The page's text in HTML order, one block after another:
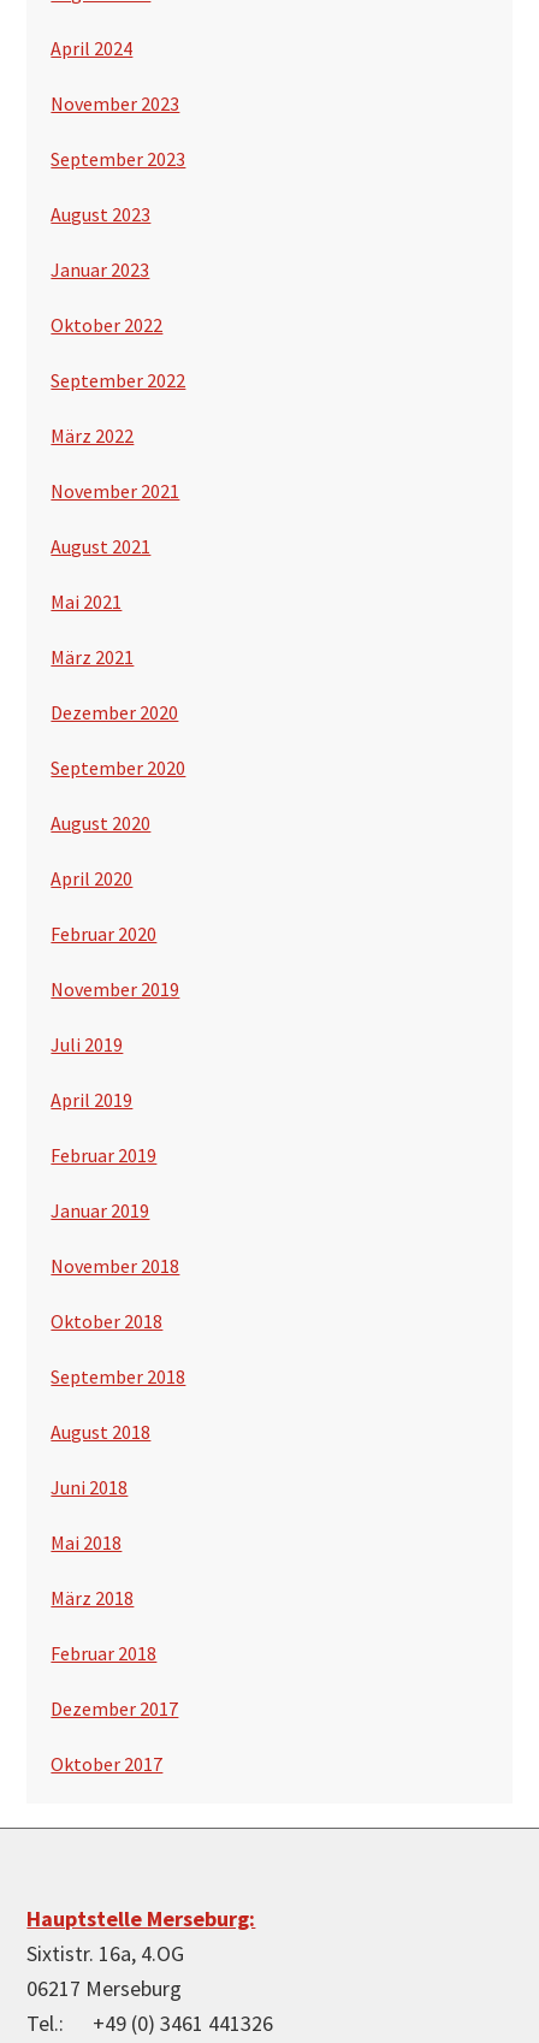
April 2024
November 2023
September 2023
August 2023
Januar 2023
Oktober 2022
September 2022
März 2022
November 2021
August 2021
Mai 2021
März 2021
Dezember 2020
September 2020
August 2020
April 2020
Februar 2020
November 2019
Juli 2019
April 2019
Februar 2019
Januar 2019
November 2018
Oktober 2018
September 2018
August 2018
Juni 2018
Mai 2018
März 2018
Februar 2018
Dezember 2017
Oktober 2017
Footer
Hauptstelle Merseburg:
Sixtistr. 16a, 4.OG
06217 Merseburg
Tel.: +49 (0) 3461 441326